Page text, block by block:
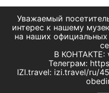
Уважаемый
интерес к нашему
на наших
В КОНТАКТЕ:
Телеграм:
IZI.travel: izi.travel/ru/